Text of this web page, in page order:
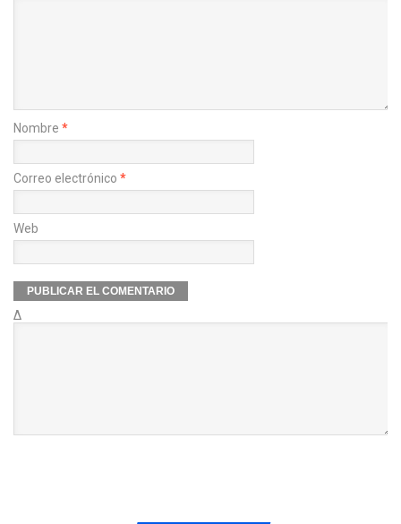
Nombre *
Correo electrónico *
Web
Δ